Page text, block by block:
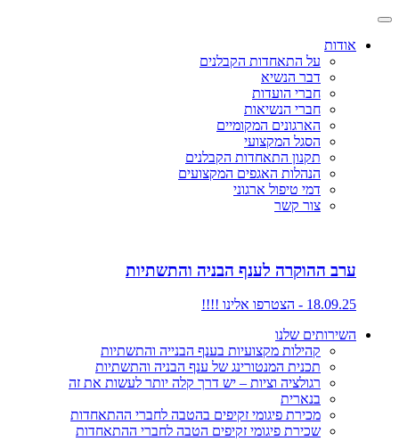
אודות
על התאחדות הקבלנים
דבר הנשיא
חברי הועדות
חברי הנשיאות
הארגונים המקומיים
הסגל המקצועי
תקנון התאחדות הקבלנים
הנהלות האגפים המקצועים
דמי טיפול ארגוני
צור קשר
ערב ההוקרה לענף הבניה והתשתיות
18.09.25 - הצטרפו אלינו !!!!
השירותים שלנו
קהילות מקצועיות בענף הבנייה והתשתיות
תכנית המנטורינג של ענף הבניה והתשתיות
רגולציה וציות – יש דרך קלה יותר לעשות את זה
בנארית
מכירת פיגומי זקיפים בהטבה לחברי ההתאחדות
שכירת פיגומי זקיפים הטבה לחברי ההתאחדות